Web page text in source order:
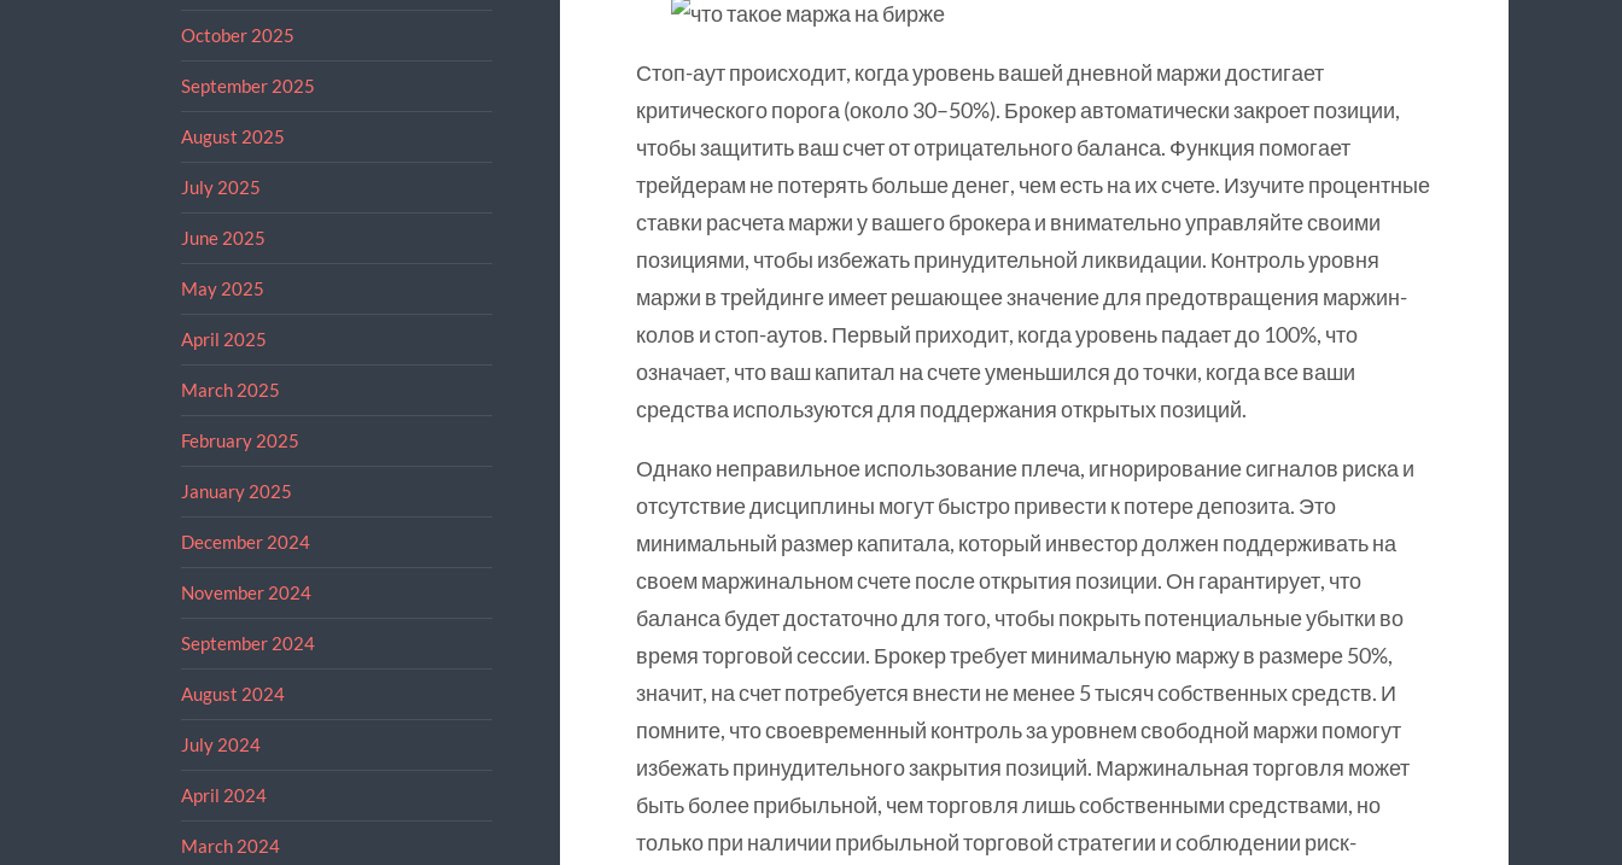
October 2025
September 2025
August 2025
July 2025
June 2025
May 2025
April 2025
March 2025
February 2025
January 2025
December 2024
November 2024
September 2024
August 2024
July 2024
April 2024
March 2024
Стоп-аут происходит, когда уровень вашей дневной маржи достигает
критического порога (около 30–50%). Брокер автоматически закроет позиции,
чтобы защитить ваш счет от отрицательного баланса. Функция помогает
трейдерам не потерять больше денег, чем есть на их счете. Изучите процентные
ставки расчета маржи у вашего брокера и внимательно управляйте своими
позициями, чтобы избежать принудительной ликвидации. Контроль уровня
маржи в трейдинге имеет решающее значение для предотвращения маржин-
колов и стоп-аутов. Первый приходит, когда уровень падает до 100%, что
означает, что ваш капитал на счете уменьшился до точки, когда все ваши
средства используются для поддержания открытых позиций.
Однако неправильное использование плеча, игнорирование сигналов риска и
отсутствие дисциплины могут быстро привести к потере депозита. Это
минимальный размер капитала, который инвестор должен поддерживать на
своем маржинальном счете после открытия позиции. Он гарантирует, что
баланса будет достаточно для того, чтобы покрыть потенциальные убытки во
время торговой сессии. Брокер требует минимальную маржу в размере 50%,
значит, на счет потребуется внести не менее 5 тысяч собственных средств. И
помните, что своевременный контроль за уровнем свободной маржи помогут
избежать принудительного закрытия позиций. Маржинальная торговля может
быть более прибыльной, чем торговля лишь собственными средствами, но
только при наличии прибыльной торговой стратегии и соблюдении риск-